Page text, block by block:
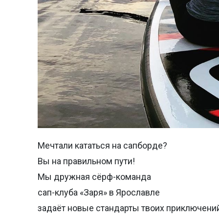
Мечтали кататься на сапборде?
Вы на правильном пути!
Мы дружная сёрф-команда
сап-клуба «Заря» в Ярославле
задаёт новые стандарты твоих